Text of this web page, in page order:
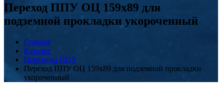
Переход ППУ ОЦ 159x89 для
подземной прокладки укороченный
Главная
Каталог
Переходы ППУ
Переход ППУ ОЦ 159x89 для подземной прокладки
укороченный